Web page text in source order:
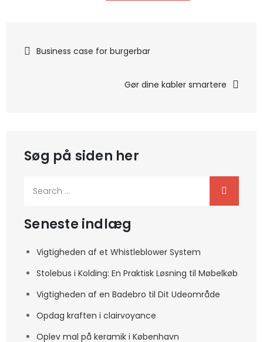
Indlægsnavigation
Business case for burgerbar
Gør dine kabler smartere
Søg på siden her
Seneste indlæg
Vigtigheden af et Whistleblower System
Stolebus i Kolding: En Praktisk Løsning til Møbelkøb
Vigtigheden af en Badebro til Dit Udeområde
Opdag kraften i clairvoyance
Oplev mal på keramik i København